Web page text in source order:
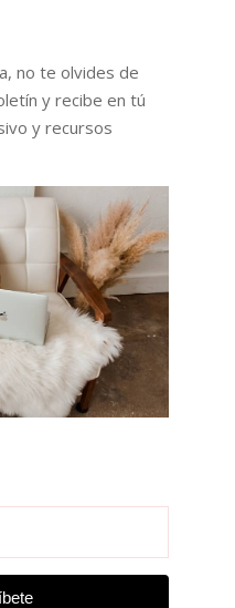
no te olvides de
y recibe en tú
y recursos